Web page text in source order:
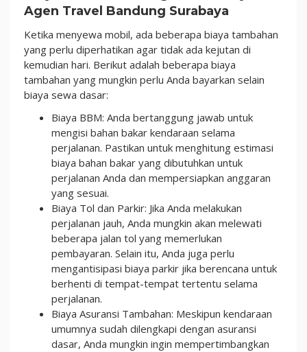
Agen Travel Bandung Surabaya
Ketika menyewa mobil, ada beberapa biaya tambahan
yang perlu diperhatikan agar tidak ada kejutan di
kemudian hari. Berikut adalah beberapa biaya
tambahan yang mungkin perlu Anda bayarkan selain
biaya sewa dasar:
Biaya BBM: Anda bertanggung jawab untuk
mengisi bahan bakar kendaraan selama
perjalanan. Pastikan untuk menghitung estimasi
biaya bahan bakar yang dibutuhkan untuk
perjalanan Anda dan mempersiapkan anggaran
yang sesuai.
Biaya Tol dan Parkir: Jika Anda melakukan
perjalanan jauh, Anda mungkin akan melewati
beberapa jalan tol yang memerlukan
pembayaran. Selain itu, Anda juga perlu
mengantisipasi biaya parkir jika berencana untuk
berhenti di tempat-tempat tertentu selama
perjalanan.
Biaya Asuransi Tambahan: Meskipun kendaraan
umumnya sudah dilengkapi dengan asuransi
dasar, Anda mungkin ingin mempertimbangkan